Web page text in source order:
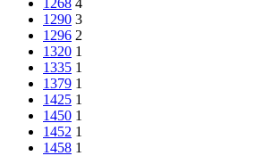
1290 3
1296 2
1320 1
1335 1
1379 1
1425 1
1450 1
1452 1
1458 1